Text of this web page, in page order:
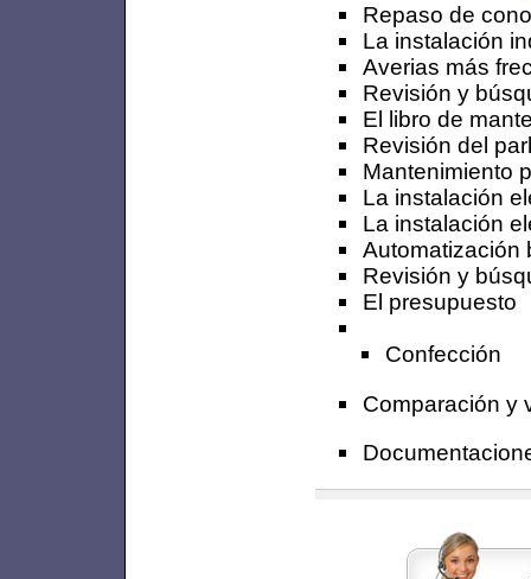
Repaso de
La instalación
Averias más
Revisión y
El libro de
Revisión del
Mantenimiento
La instalación
La instalación
Automatización
Revisión y
El presupuesto
Confección
Comparación y